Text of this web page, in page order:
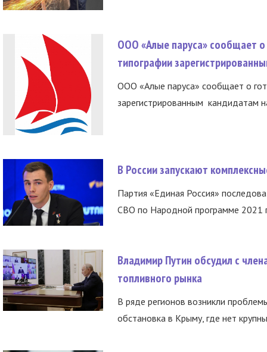
ООО «Алые паруса» сообщает о
типографии
ООО «Алые паруса» сообщает о
зарегистрированным кандидатам
В России запускают
Партия «Единая Россия»
СВО по Народной программе 2021
Владимир Путин обсудил с
топливного рынка
В ряде регионов возникли
обстановка в Крыму, где нет